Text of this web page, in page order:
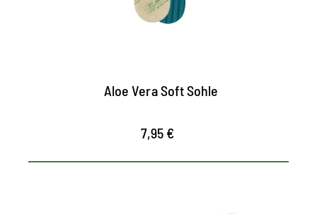
der Pflanzen-Extrakt bindet Feuchtigkeit
Rutschen und gibt sicheren Halt im Schuh
Aloe Vera Soft Sohle
7,95 €